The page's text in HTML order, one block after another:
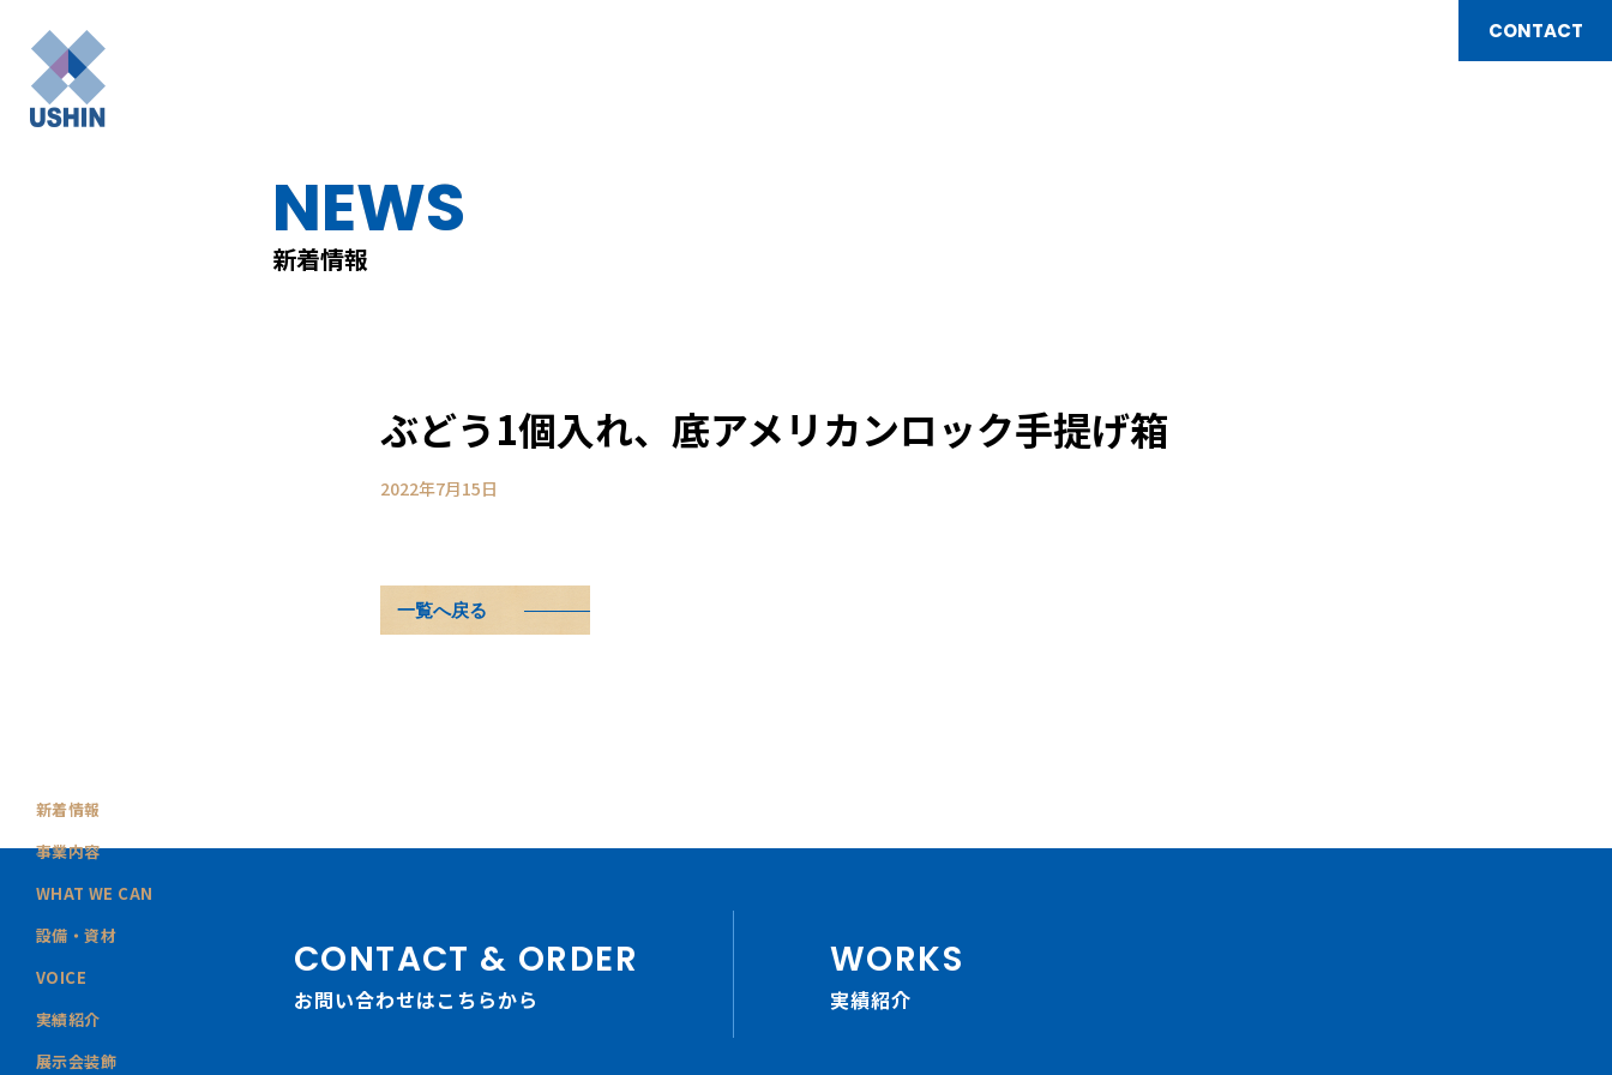
新着情報
事業内容
WHAT WE CAN
設備・資材
VOICE
実績紹介
展示会装飾
CONTACT
NEWS
新着情報
ぶどう1個入れ、底アメリカンロック手提げ箱
2022年7月15日
一覧へ戻る
CONTACT & ORDER
お問い合わせはこちらから
WORKS
実績紹介